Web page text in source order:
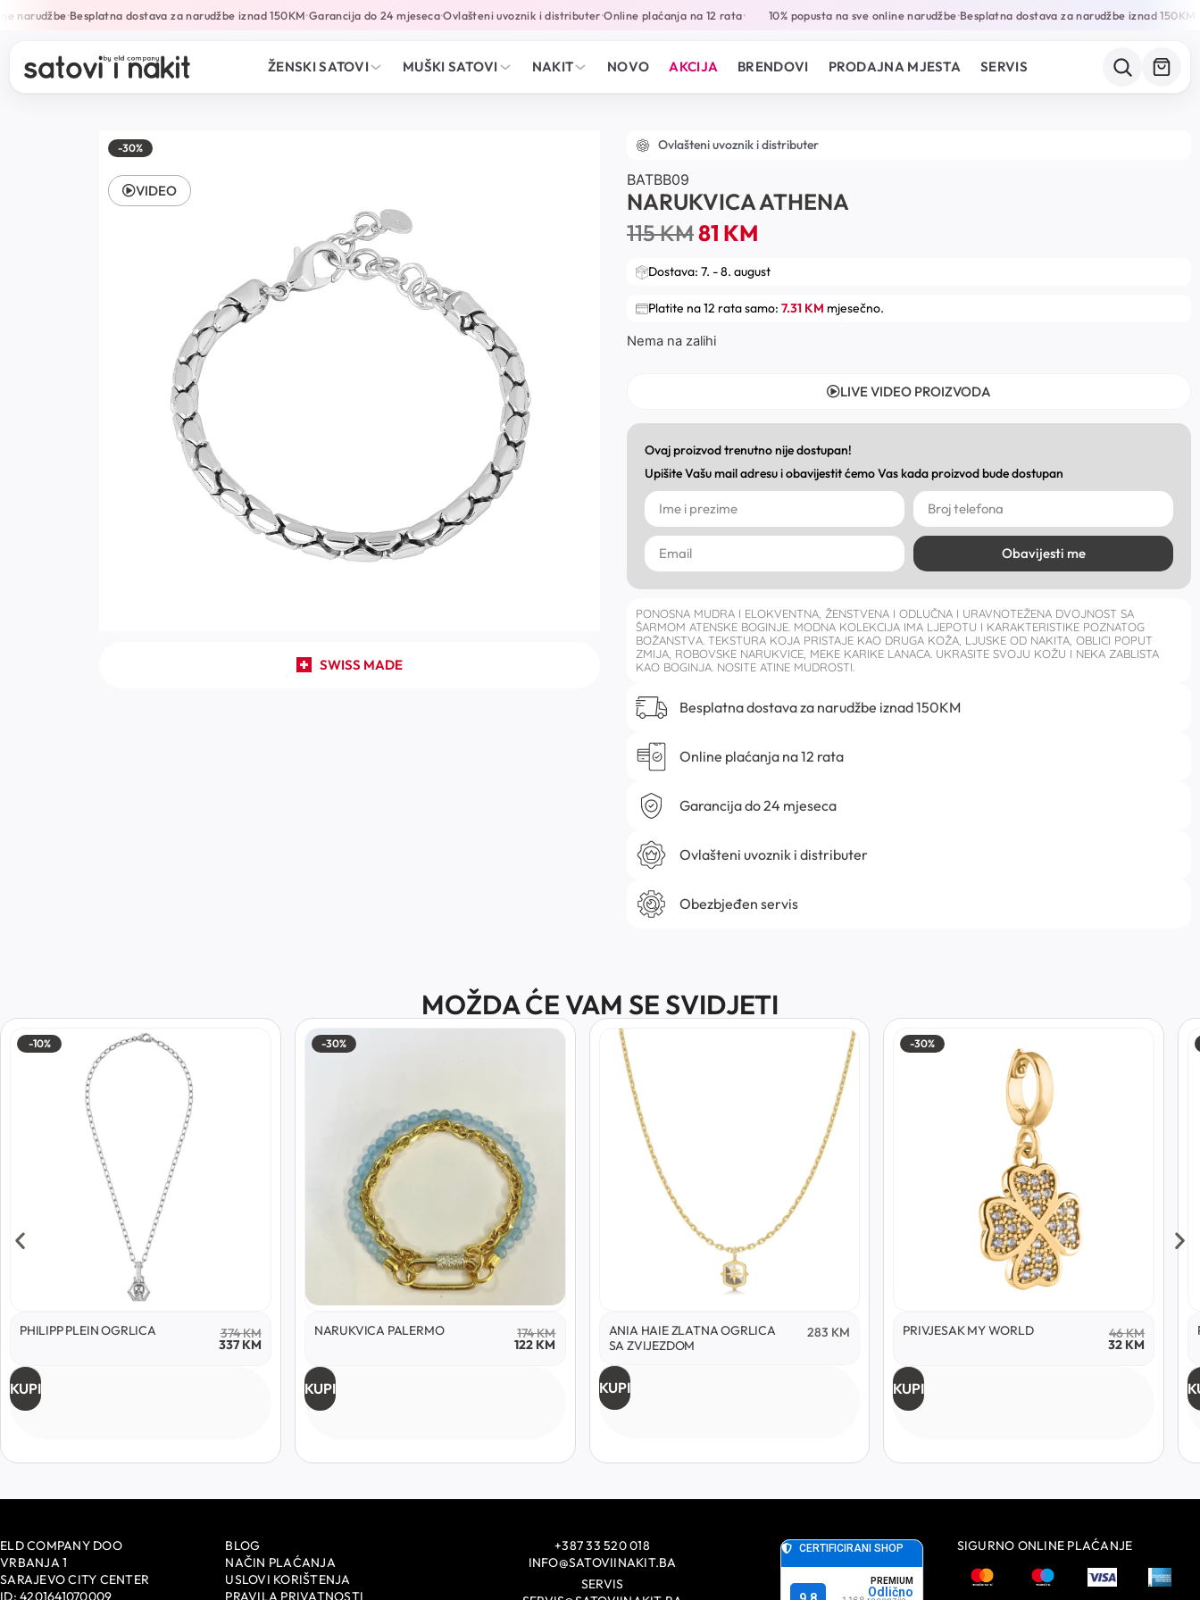
narudžbe•Besplatna dostava za narudžbe iznad 150KM•Garancija do 24 mjeseca•Ovlašteni uvoznik i distributer•Online plaćanja na 12 rata• 10% popusta na sve online narudžbe•Besplatna dostava za narudžbe iznad 150KM•
ŽENSKI SATOVI MUŠKI SATOVI NAKIT NOVO AKCIJA BRENDOVI PRODAJNA MJESTA SERVIS
-30%
SWISS MADE
VIDEO
Ovlašteni uvoznik i distributer
BATBB09
NARUKVICA ATHENA
115KM81 KM
Dostava: 7. - 8. august
Platite na 12 rata samo: 7.31 KM mjesečno.
Nema na zalihi
LIVE VIDEO PROIZVODA
Ovaj proizvod trenutno nije dostupan!
Upišite Vašu mail adresu i obavijestit ćemo Vas kada proizvod bude dostupan
Obavijesti me
PONOSNA MUDRA I ELOKVENTNA, ŽENSTVENA I ODLUČNA I URAVNOTEŽENA DVOJNOST SA
ŠARMOM ATENSKE BOGINJE. MODNA KOLEKCIJA IMA LJEPOTU I KARAKTERISTIKE POZNATOG
BOŽANSTVA. TEKSTURA KOJA PRISTAJE KAO DRUGA KOŽA, LJUSKE OD NAKITA, OBLICI POPUT
ZMIJA, ROBOVSKE NARUKVICE, MEKE KARIKE LANACA. UKRASITE SVOJU KOŽU I NEKA ZABLISTA
KAO BOGINJA. NOSITE ATINE MUDROSTI.
Besplatna dostava za narudžbe iznad 150KM
Online plaćanja na 12 rata
Garancija do 24 mjeseca
Ovlašteni uvoznik i distributer
Obezbjeđen servis
MOŽDA ĆE VAM SE SVIDJETI
-10%
PHILIPP PLEIN OGRLICA 374KM
337 KM
KUPI
-30%
NARUKVICA PALERMO 174KM
122 KM
KUPI
ANIA HAIE ZLATNA OGRLICA
SA ZVIJEZDOM
283 KM
KUPI
-30%
PRIVJESAK MY WORLD 46KM
32 KM
KUPI
ELD COMPANY DOO
VRBANJA 1
SARAJEVO CITY CENTER
ID: 4201641070009
BLOG
NAČIN PLAĆANJA
USLOVI KORIŠTENJA
PRAVILA PRIVATNOSTI
+387 33 520 018
INFO@SATOVIINAKIT.BA
SERVIS
SIGURNO ONLINE PLAĆANJE